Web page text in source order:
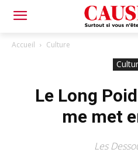
Accueil Culture
Le Long
me met
Les